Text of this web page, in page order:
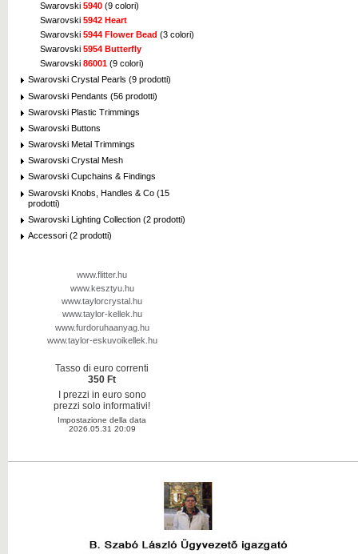
Swarovski 5940 (9 colori)
Swarovski 5942 Heart
Swarovski 5944 Flower Bead (3 colori)
Swarovski 5954 Butterfly
Swarovski 86001 (9 colori)
Swarovski Crystal Pearls (9 prodotti)
Swarovski Pendants (56 prodotti)
Swarovski Plastic Trimmings
Swarovski Buttons
Swarovski Metal Trimmings
Swarovski Crystal Mesh
Swarovski Cupchains & Findings
Swarovski Knobs, Handles & Co (15
prodotti)
Swarovski Lighting Collection (2 prodotti)
Accessori (2 prodotti)
www.flitter.hu
www.kesztyu.hu
www.taylorcrystal.hu
www.taylor-kellek.hu
www.furdoruhaanyag.hu
www.taylor-eskuvoikellek.hu
Tasso di euro correnti
350 Ft
I prezzi in euro sono
prezzi solo informativi!
Impostazione della data
2026.05.31 20:09